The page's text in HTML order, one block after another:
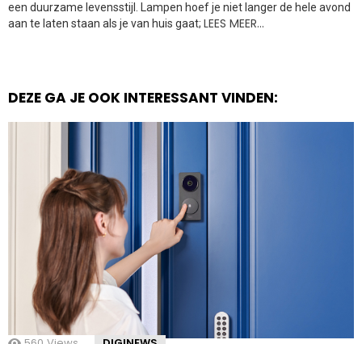
een duurzame levensstijl. Lampen hoef je niet langer de hele avond
aan te laten staan als je van huis gaat; LEES MEER…
DEZE GA JE OOK INTERESSANT VINDEN: